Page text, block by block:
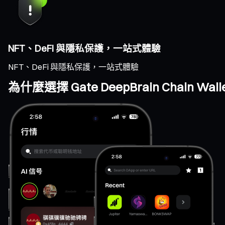
NFT、DeFi 與隱私保護，一站式體驗
NFT、DeFi 與隱私保護，一站式體驗
為什麼選擇 Gate DeepBrain Chain